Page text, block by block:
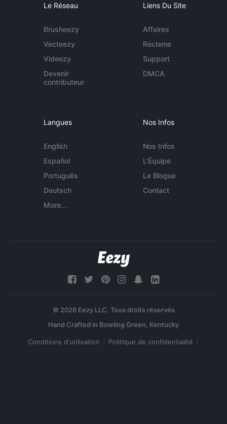
Le Réseau
Brusheezy
Vecteezy
Videezy
Devenir
contributeur
Liens Du Site
Affaires
Réclame
Support
DMCA
Langues
English
Español
Português
Deutsch
More...
Nos Infos
Nos Infos
L'Équipe
Le Blogue
Contact
© 2026 Eezy LLC. Tous droits réservés
Conditions d'utilisation Politique de confidentialité